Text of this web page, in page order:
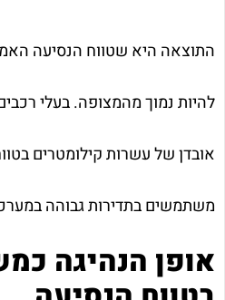
התוצאה היא שטווח הנסיעה
להיות נמוך מהמצופה. בעלי
אובדן של עשרות קילומטרים
משתמשים בתדירות גבוהה
אופן הנהיגה